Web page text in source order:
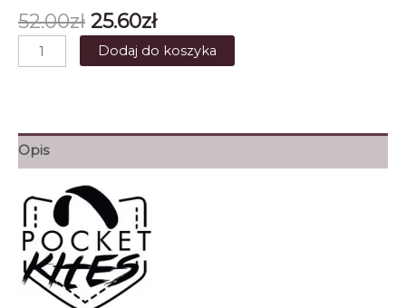
52.00zł Pierwotna
cena
wynosiła:
25.60złAktualna
cena
wynosi:
ilość
Gaastra
Blue
Pocket
zawieszka
samochodowa
Dodaj do koszyka
Opis